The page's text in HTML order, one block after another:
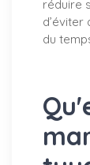
réduire
du